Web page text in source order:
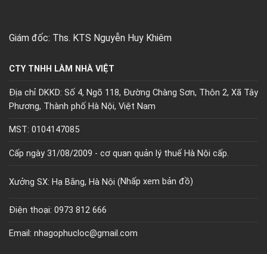
Giám đốc: Ths. KTS Nguyễn Huy Khiêm
CTY TNHH LÀM NHÀ VIỆT
Địa chỉ DKKD: Số 4, Ngõ 118, Đường Chàng Sơn, Thôn 2, Xã Tây
Phương, Thành phố Hà Nội, Việt Nam
MST: 0104147085
Cấp ngày 31/08/2009 - cơ quan quản lý thuế Hà Nội cấp.
Xưởng SX: Hạ Bằng, Hà Nội (Nhấp xem bản đồ)
Điện thoại: 0973 812 666
Email: nhagophucloc@gmail.com